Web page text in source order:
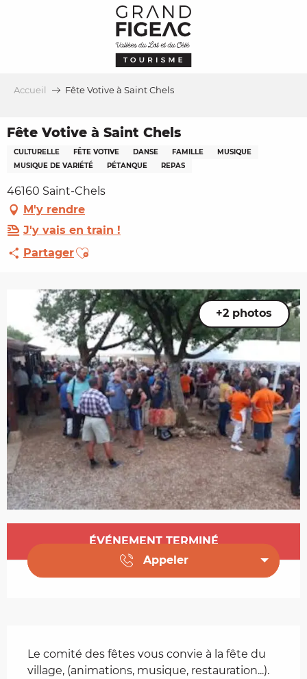
Accueil Fête Votive à Saint Chels
Fête Votive à Saint Chels
CULTURELLE FÊTE VOTIVE DANSE FAMILLE
MUSIQUE
MUSIQUE DE VARIÉTÉ
PÉTANQUE REPAS
46160 Saint-Chels
M'y rendre
J'y vais en train !
PartagerAjouter aux favoris
+2 photos
Ouverture et coordonnées
ÉVÉNEMENT TERMINÉ
Appeler
Le comité des fêtes vous convie à la fête du
village, (animations, musique, restauration...).